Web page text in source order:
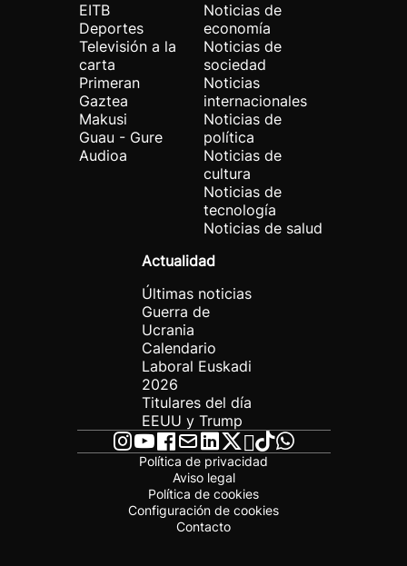
EITB
Deportes
Televisión a la
carta
Primeran
Gaztea
Makusi
Guau - Gure
Audioa
Noticias de
economía
Noticias de
sociedad
Noticias
internacionales
Noticias de
política
Noticias de
cultura
Noticias de
tecnología
Noticias de salud
Actualidad
Últimas noticias
Guerra de
Ucrania
Calendario
Laboral Euskadi
2026
Titulares del día
EEUU y Trump
Política de privacidad
Aviso legal
Política de cookies
Configuración de cookies
Contacto